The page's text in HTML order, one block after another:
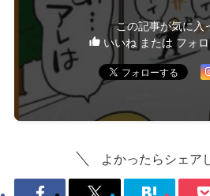
この記事が気に入
いいね または フォ
よかったらシェア